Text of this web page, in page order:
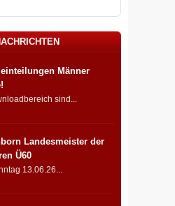
Männer
sind...
Landesmeister der
Ü60
13.06.26...